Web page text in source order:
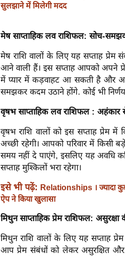
सुलझाने में मिलेगी मदद
मेष साप्ताहिक लव राशिफल: सोच-
मेष राशि वालों के लिए यह सप्ताह
आने वाली हैं। इस सप्ताह आपको अपने
में प्यार में कड़वाहट आ सकती है और
समझकर कदम उठाने होंगे. कोई भी
वृषभ साप्ताहिक लव राशिफल : अहंकार
वृषभ राशि वालों को इस सप्ताह प्रेम
अच्छी रहेगी। आपको परिवार में किसी
समय नहीं दे पाएंगे, इसलिए यह अवधि
सप्ताह मुश्किलों भरा रहेगा।
इसे भी पढ़ें: Relationships । ज्यादा
ऐप ने किया खुलासा
मिथुन साप्ताहिक प्रेम राशिफल: असुरक्षा
मिथुन राशि वालों के लिए यह सप्ताह
आप प्रेम संबंधों को लेकर असुरक्षित